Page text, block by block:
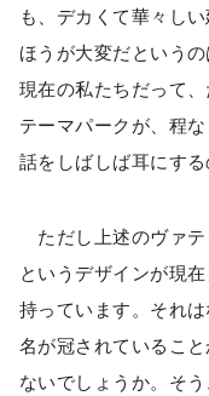
も、デカくて華々し
ほうが大変だという
現在の私たちだって
テーマパークが、程
話をしばしば耳にする
ただし上述のヴァテ
というデザインが現
持っています。それ
名が冠されているこ
ないでしょうか。そ